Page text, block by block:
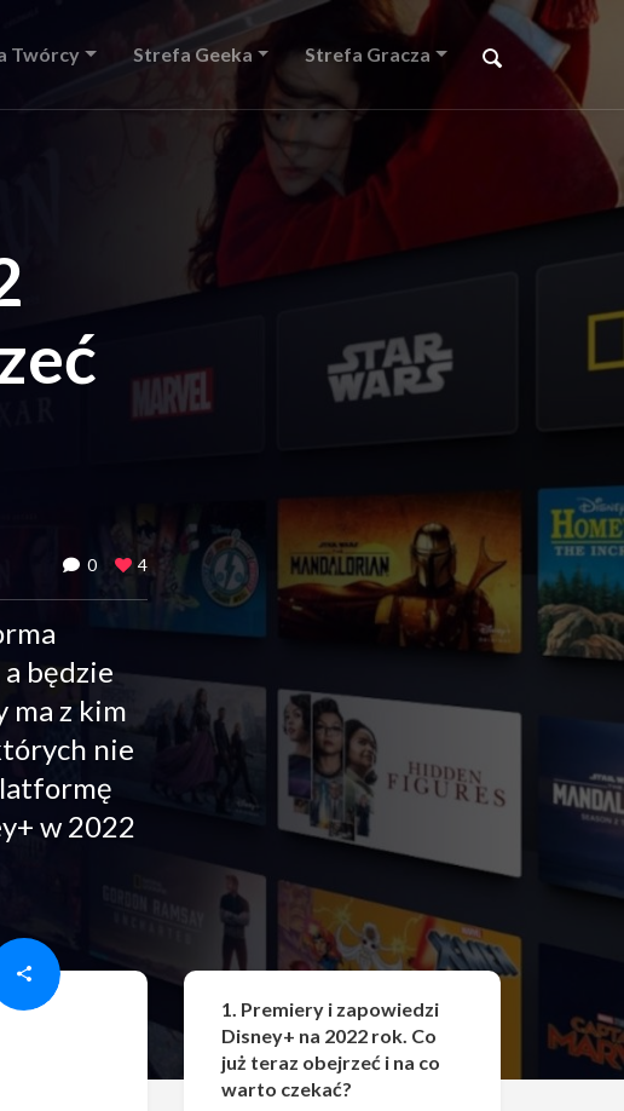
Twórcy Strefa Geeka Strefa Gracza
0 4
będzie
ma z kim
nie
w 2022
Udostępnij
1. Premiery i zapowiedzi
Disney+ na 2022 rok. Co
już teraz obejrzeć i na co
warto czekać?